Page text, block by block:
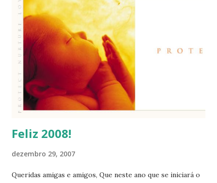
Feliz 2008!
dezembro 29, 2007
Queridas amigas e amigos, Que neste ano que se iniciará o